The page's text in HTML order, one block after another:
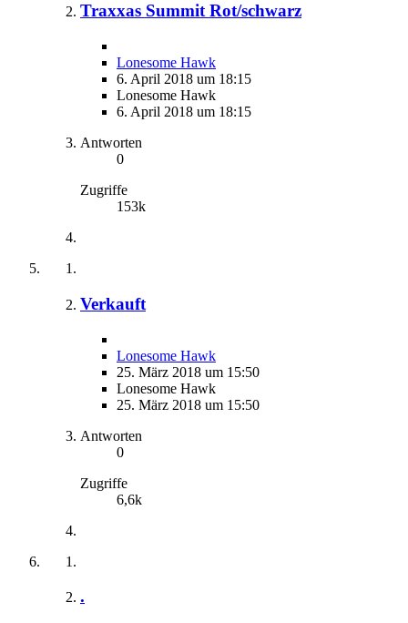
Traxxas Summit Rot/schwarz
Lonesome Hawk
6. April 2018 um 18:15
Lonesome Hawk
6. April 2018 um 18:15
Antworten
0
Zugriffe
153k
Verkauft
Lonesome Hawk
25. März 2018 um 15:50
Lonesome Hawk
25. März 2018 um 15:50
Antworten
0
Zugriffe
6,6k
.